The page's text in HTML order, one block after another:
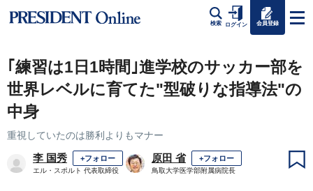
検索 ログイン 会員登録
｢練習は1日1時間｣進学校のサッカー部を
世界レベルに育てた"型破りな指導法"の
中身
重視していたのは勝利よりもマナー
李 国秀 +フォロー
エル・スポルト 代表取締役
原田 省 +フォロー
鳥取大学医学部附属病院長